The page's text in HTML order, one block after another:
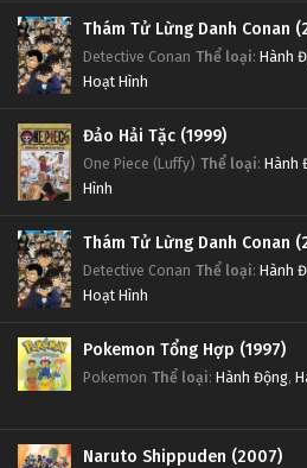
Thám Tử Lừng Danh Conan
Detective Conan Thể loại: Hành
Hoạt Hình
Đảo Hải Tặc (1999)
One Piece (Luffy) Thể loại: Hành
Hình
Thám Tử Lừng Danh Conan
Detective Conan Thể loại: Hành
Hoạt Hình
Pokemon Tổng Hợp (1997)
Pokemon Thể loại: Hành Động,
Naruto Shippuden (2007)